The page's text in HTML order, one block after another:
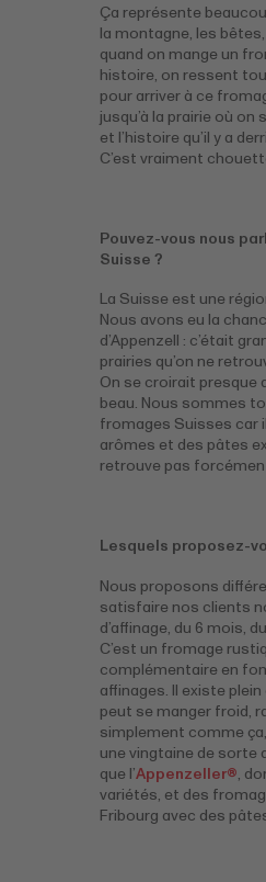
Ça représente
la montagne, les bêtes,
quand on mange un
histoire, on ressent
pour arriver à ce
jusqu’à la prairie où
et l’histoire qu’il y a
C’est vraiment
Pouvez-vous nous
Suisse ?
La Suisse est une
Nous avons eu la
d’Appenzell : c’était
prairies qu’on ne
On se croirait presque
beau. Nous sommes
fromages Suisses car
arômes et des pâtes
retrouve pas
Lesquels proposez-
Nous proposons
satisfaire nos clients
d’affinage, du 6 mois,
C’est un fromage
complémentaire en
affinages. Il existe plein
peut se manger froid,
simplement comme
une vingtaine de sorte
que l’Appenzeller®,
variétés, et des
Fribourg avec des